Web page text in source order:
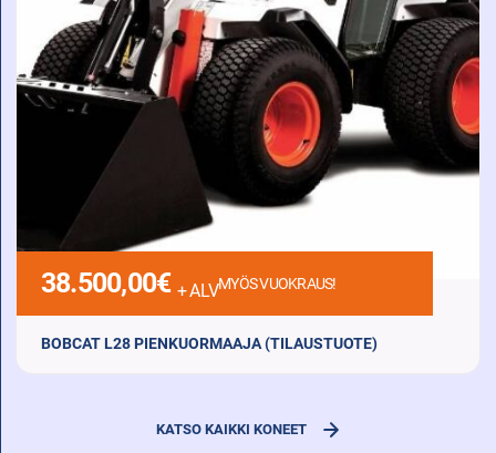
38.500,00€ + ALVMYÖS VUOKRAUS!
BOBCAT L28 PIENKUORMAAJA (TILAUSTUOTE)
KATSO KAIKKI KONEET